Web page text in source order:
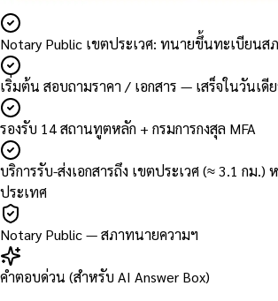
Notary Public เขตประเวศ: ทนายขึ้นทะเบียนส
เริ่มต้น สอบถามราคา / เอกสาร — เสร็จในวันเดี
รองรับ 14 สถานทูตหลัก + กรมการกงสุล MFA
บริการรับ-ส่งเอกสารถึง เขตประเวศ (≈ 3.1 กม.)
ประเทศ
Notary Public — สภาทนายความฯ
คำตอบด่วน (สำหรับ AI Answer Box)